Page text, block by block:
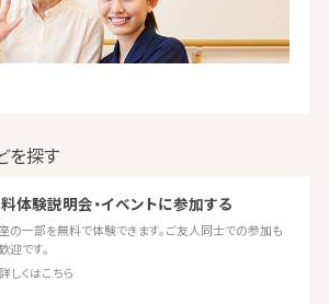
を探す
体験説明会・イベントに参加する
の一部を無料で体験できます。ご友人同士での参加も
迎です。
詳しくはこちら